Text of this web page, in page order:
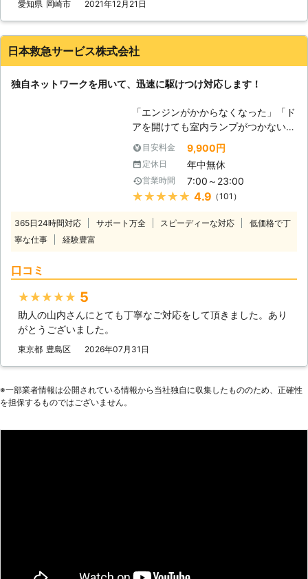
のトラブルに迅速に解決して、車を走
らせることが可能です。お客様がすぐ
にでも運転ができる状況になるように
努めさせていただきますので、車のバ
利用くださいませ。
到着時間は約30分なので、早く車を
動くようにしたい方にこそご利用いた
の方法を用いてお客様のお悩みを解決
テリーの問題を解決するのか？】 弊
社はジャンプスタートを使ってお客様
のカーバッテリーへ電力を注入しま
す。ジャンプスタートとは、弊社の自
動車を使ってお客様のバッテリーと接
続することです。 もし、それで解決
できなかった場合、バッテリーが寿命
の可能性があります。そんなときは、
車のバッテリーを交換いたしますので
ッテリーに関するお悩みがありました
愛知県 岡崎市 2021年12月21日
日本救急サービス株式会社
独自ネットワークを用いて、迅速に駆けつけ対応します！
「エンジンがかからなくなった」「ド
アを開けても室内ランプがつかない」
バッテリーが上がってしまうと車にこ
のような症状があらわれます。 バッ
テリーが上がる＝バッテリーに蓄電さ
れている電気がないので車を動かすこ
とができなくなります。 普段は動い
困りますし、慣れていない方はパニッ
にも「救急」とありますように、緊急
いち早くお助けしたいという気持ちが
します。 受付も24時間365日おこな
お問い合わせください。
目安料金 9,900円
定休日 年中無休
営業時間 7:00～23:00
★★★★★ 4.9 （101）
365日24時間対応 サポート万全 スピーディーな対応
低価格で丁
寧な仕事
経験豊富
口コミ
★★★★★ 5
助人の山内さんにとても丁寧なご対応をして頂きました。あり
がとうございました。
東京都 豊島区 2026年07月31日
※⼀部業者情報は公開されている情報から当社独⾃に収集したもののため、正確性
を担保するものではございません。